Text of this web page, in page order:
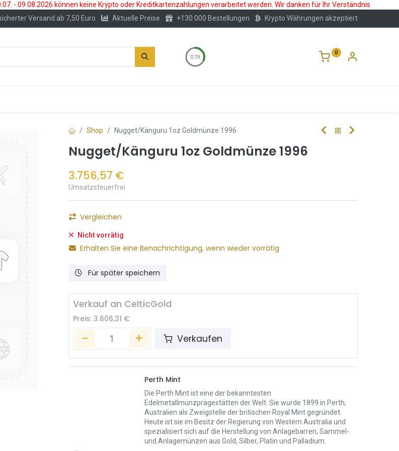
- 09.08.2026 können keine Krypto oder Kreditkartenzahlungen verarbeitet werden. Wir danken für Ihr Verständnis
Versand ab 7,50 Euro Aktuelle Preise +130.000 Bestellungen Krypto Währungen akzeptiert
0:18
0
Shop Nugget/Känguru 1oz Goldmünze 1996
Nugget/Känguru 1oz Goldmünze 1996
3.756,57 €
Umsatzsteuerfrei
Vergleichen
Nicht vorrätig
Erhalten Sie eine Benachrichtigung, wenn wieder vorrätig
Für später speichern
Verkauf an CelticGold
Preis: 3.606,31 €
Verkaufen
Perth Mint
Die Perth Mint ist eine der bekanntesten
Edelmetallmünzprägestätten der Welt. Sie wurde 1899 in Perth,
Australien als Zweigstelle der britischen Royal Mint gegründet.
Heute ist sie im Besitz der Regierung von Western Australia und
spezialisiert sich auf die Herstellung von Anlagebarren, Sammel-
und Anlagemünzen aus Gold, Silber, Platin und Palladium.